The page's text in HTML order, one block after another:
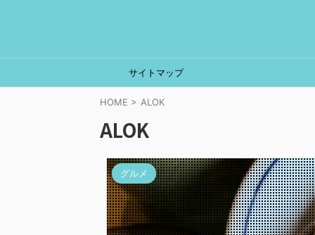
サイトマップ
HOME > ALOK
ALOK
グルメ